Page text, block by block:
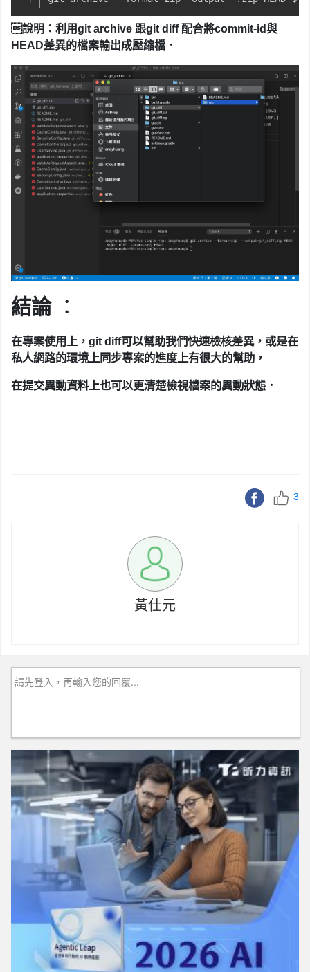
說明：利用git archive 跟git diff 配合將commit-id與
HEAD差異的檔案輸出成壓縮檔 ．
結論：
在專案使用上，git diff可以幫助我們快速檢核差異，或是在
私人網路的環境上同步專案的進度上有很大的幫助，
在提交異動資料上也可以更清楚檢視檔案的異動狀態．
3
黃仕元
請先登入，再輸入您的回覆...